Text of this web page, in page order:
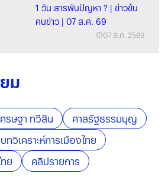
1 วัน สารพันปัญหา ? | ข่าวข้น
คนข่าว | 07 ส.ค. 69
07 ส.ค. 2569
ม
ศรษฐา ทวีสิน
ศาลรัฐธรรมนุญ
บทวิเคราะห์การเมืองไทย
ย คลิปรายการ